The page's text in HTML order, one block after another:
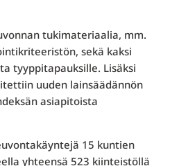
tukimateriaalia, mm.
sekä kaksi
tyyppitapauksille. Lisäksi
uuden lainsäädännön
asiapitoista
15 kuntien
yhteensä 523 kiinteistöllä